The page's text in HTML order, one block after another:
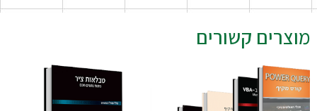
מוצרים קשורים